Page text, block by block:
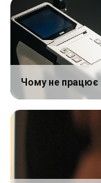
Чому не працює